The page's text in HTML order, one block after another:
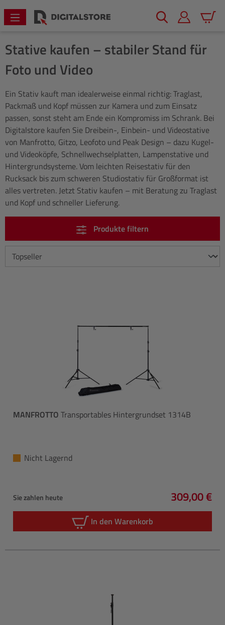
springen
Stative kaufen – stabiler Stand für
Foto und Video
Ein Stativ kauft man idealerweise einmal richtig: Traglast,
Packmaß und Kopf müssen zur Kamera und zum Einsatz
passen, sonst steht am Ende ein Kompromiss im Schrank. Bei
Digitalstore kaufen Sie Dreibein-, Einbein- und Videostative
von Manfrotto, Gitzo, Leofoto und Peak Design – dazu Kugel-
und Videoköpfe, Schnellwechselplatten, Lampenstative und
Hintergrundsysteme. Vom leichten Reisestativ für den
Rucksack bis zum schweren Studiostativ für Großformat ist
alles vertreten. Jetzt Stativ kaufen – mit Beratung zu Traglast
und Kopf und schneller Lieferung.
Produkte filtern
MANFROTTO Transportables Hintergrundset 1314B
Nicht Lagernd
Sie zahlen heute
Regulärer
309,00 €
In den Warenkorb